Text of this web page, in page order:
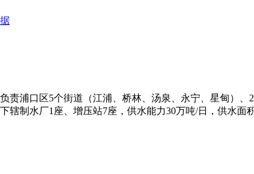
责浦口区5个街道（江浦、桥林、汤泉、永宁、星甸）
制水厂1座、增压站7座，供水能力30万吨/日，供水面